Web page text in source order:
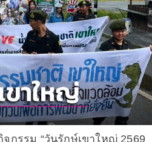
กรรม “วันรักษ์เขาใหญ่ 2569